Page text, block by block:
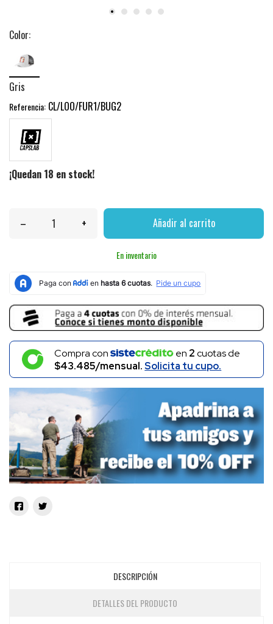
Color:
Gris
Referencia: CL/LOO/FUR1/BUG2
¡Quedan 18 en stock!
– + Añadir al carrito
En inventario
Compra con en 2cuotas de
$43.485/mensual.Solicita tu cupo.
DESCRIPCIÓN
DETALLES DEL PRODUCTO